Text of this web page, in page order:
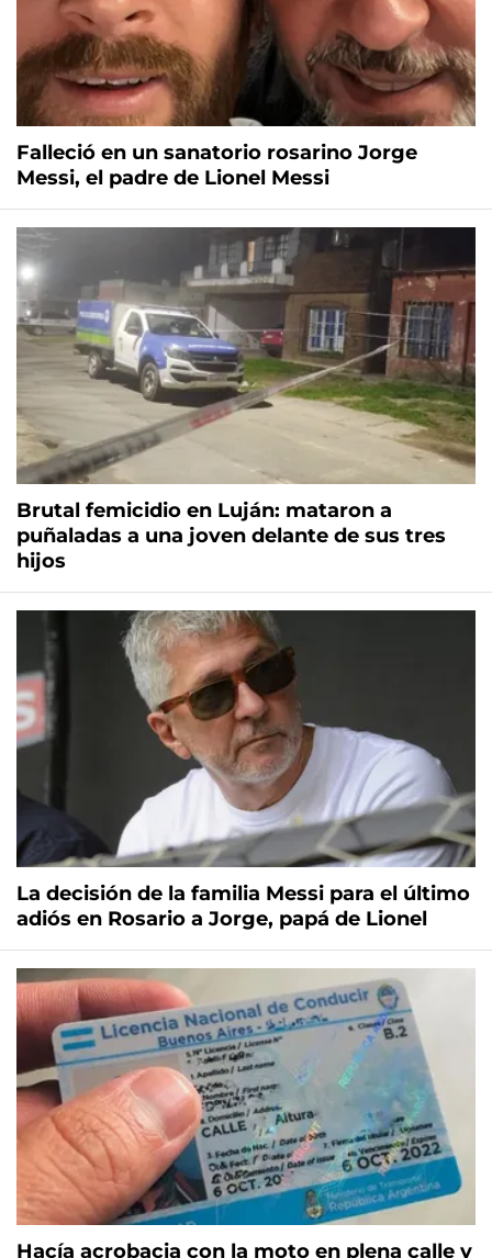
Falleció en un sanatorio rosarino Jorge
Messi, el padre de Lionel Messi
Brutal femicidio en Luján: mataron a
puñaladas a una joven delante de sus tres
hijos
La decisión de la familia Messi para el último
adiós en Rosario a Jorge, papá de Lionel
Hacía acrobacia con la moto en plena calle y